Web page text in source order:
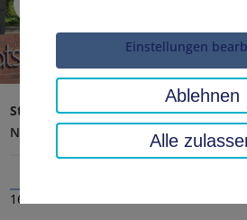
Startseite Landratsamt,
Nachrichten
16.06.2020
Einstellungen
Ablehnen
Alle